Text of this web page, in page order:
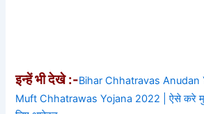
इन्हें भी देखे :-Bihar Chhatravas
Muft Chhatrawas Yojana 2022 | ऐसे करे